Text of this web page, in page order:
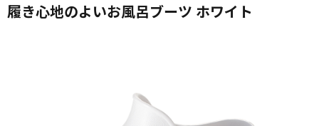
履き心地のよいお風呂ブーツ ホワイト